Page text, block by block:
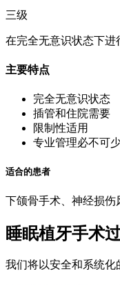
三级
在完全无意识状态下进
主要特点
完全无意识状态
插管和住院需要
限制性适用
专业管理必不可
适合的患者
下颌骨手术、神经损伤
睡眠植牙手术
我们将以安全和系统化